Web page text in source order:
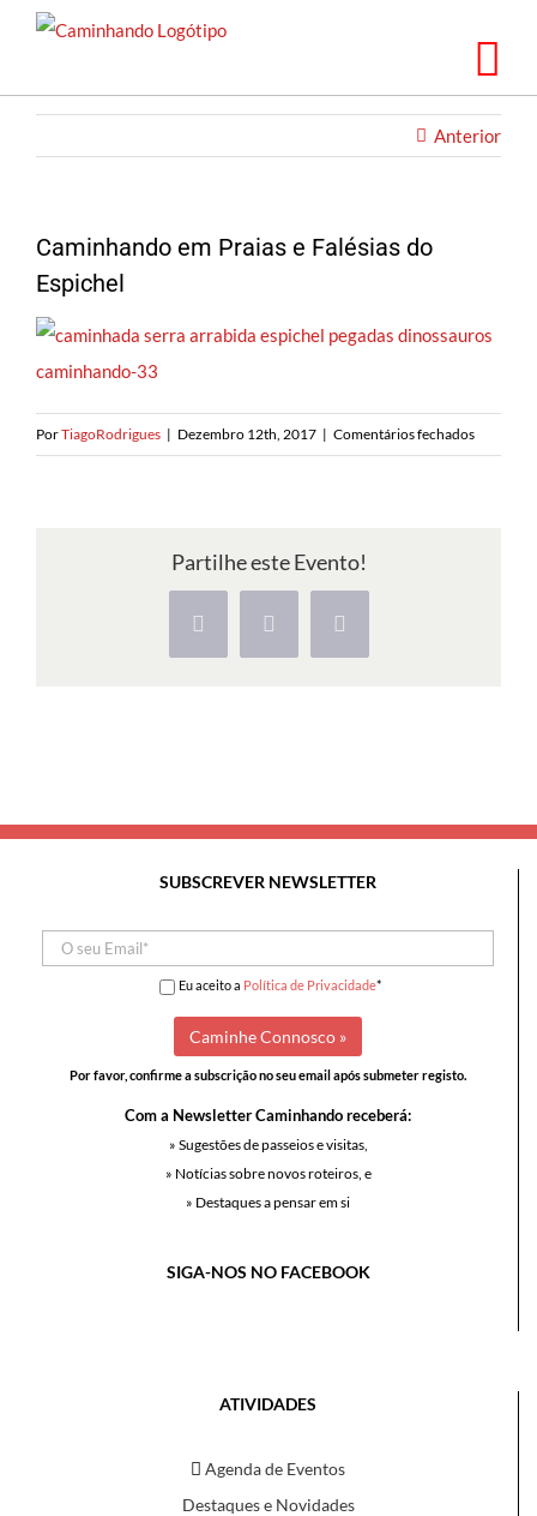
Saltar
Anterior
Caminhando em Praias e Falésias do
Espichel
PorTiagoRodrigues | Dezembro 12th, 2017 | Comentários fechadosem
Partilhe este Evento!
Facebook
X Pinterest
SUBSCREVER NEWSLETTER
Eu aceito a Política de Privacidade*
Por favor, confirme a subscrição no seu email após submeter registo.
Com a Newsletter Caminhando receberá:
» Sugestões de passeios e visitas,
» Notícias sobre novos roteiros, e
» Destaques a pensar em si
SIGA-NOS NO FACEBOOK
ATIVIDADES
Agenda de Eventos
Destaques e Novidades